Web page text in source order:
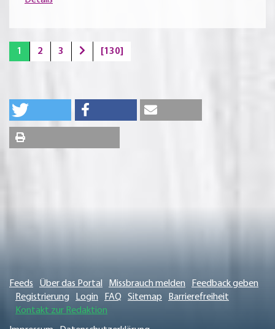
1 2 3 [130]
Feeds Über das Portal Missbrauch melden
Feedback geben
Registrierung
Login FAQ Sitemap
Barrierefreiheit
Kontakt zur Redaktion